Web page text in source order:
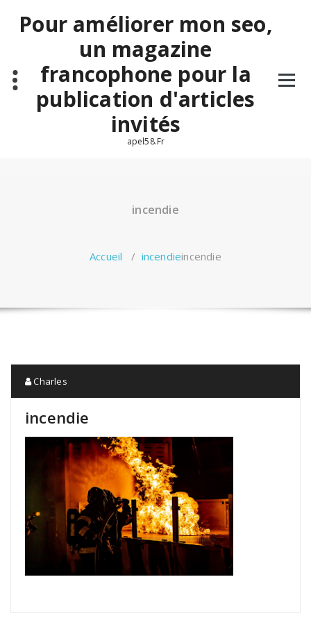
contenuPour améliorer mon seo,
un magazine
francophone pour la
publication d'articles
invités
apel58.Fr
incendie
Accueil / incendieincendie
Charles
incendie